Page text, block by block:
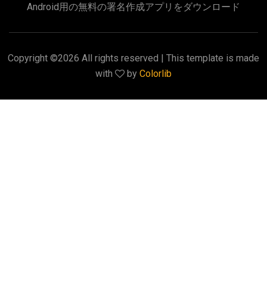
Android用の無料の署名作成アプリをダウンロード
Copyright ©2026 All rights reserved | This template is made
with
by Colorlib